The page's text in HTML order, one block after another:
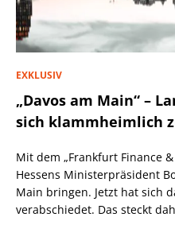
EXKLUSIV
„Davos am Main“ –
sich klammheimlich
Mit dem „Frankfurt Finance
Hessens Ministerpräsident
Main bringen. Jetzt hat sich
verabschiedet. Das steckt